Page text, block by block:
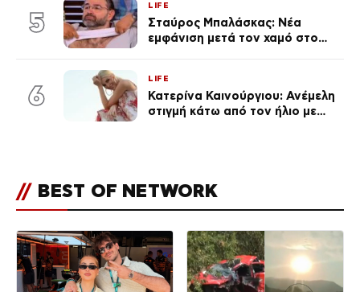
5
LIFE
Σταύρος Μπαλάσκας: Νέα
εμφάνιση μετά τον χαμό στο
6
LIFE
Κατερίνα Καινούργιου: Ανέμελη
στιγμή κάτω από τον ήλιο με
// BEST OF NETWORK